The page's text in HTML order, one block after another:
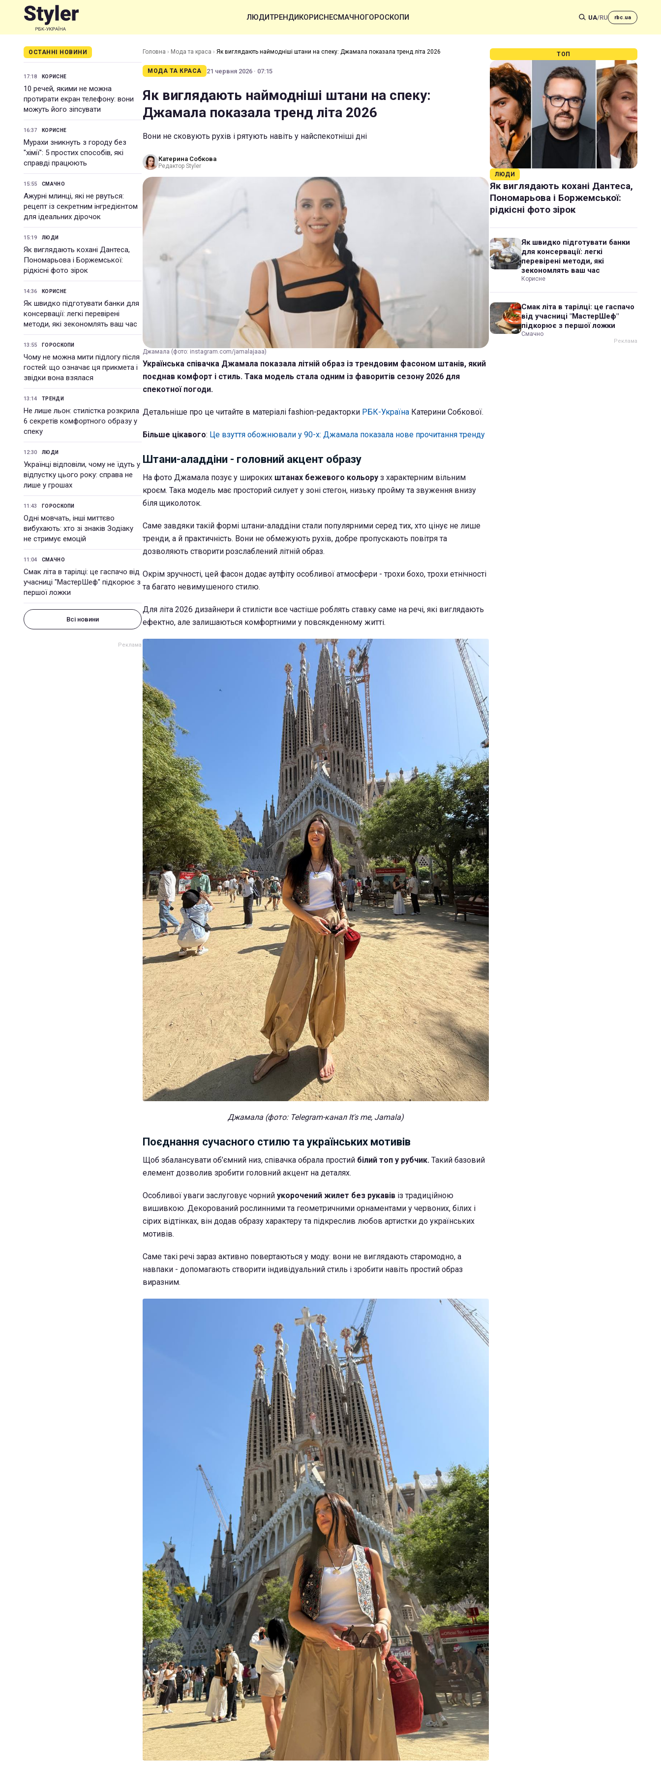
ЛЮДИТРЕНДИКОРИСНЕСМАЧНОГОРОСКОПИ UA/RU rbc.ua
ОСТАННІ НОВИНИ
17:18 КОРИСНЕ
10 речей, якими не можна
протирати екран телефону: вони
можуть його зіпсувати
16:37 КОРИСНЕ
Мурахи зникнуть з городу без
"хімії": 5 простих способів, які
справді працюють
15:55 СМАЧНО
Ажурні млинці, які не рвуться:
рецепт із секретним інгредієнтом
для ідеальних дірочок
15:19 ЛЮДИ
Як виглядають кохані Дантеса,
Пономарьова і Боржемської:
рідкісні фото зірок
14:36 КОРИСНЕ
Як швидко підготувати банки для
консервації: легкі перевірені
методи, які зекономлять ваш час
13:55 ГОРОСКОПИ
Чому не можна мити підлогу після
гостей: що означає ця прикмета і
звідки вона взялася
13:14 ТРЕНДИ
Не лише льон: стилістка розкрила
6 секретів комфортного образу у
спеку
12:30 ЛЮДИ
Українці відповіли, чому не їдуть у
відпустку цього року: справа не
лише у грошах
11:43 ГОРОСКОПИ
Одні мовчать, інші миттєво
вибухають: хто зі знаків Зодіаку
не стримує емоцій
11:04 СМАЧНО
Смак літа в тарілці: це гаспачо від
учасниці "МастерШеф" підкорює з
першої ложки
Всі новини
Головна › Мода та краса › Як виглядають наймодніші штани на спеку: Джамала показала тренд літа 2026
МОДА ТА КРАСА 21 червня 2026 · 07:15
Як виглядають наймодніші штани на спеку:
Джамала показала тренд літа 2026
Вони не сковують рухів і рятують навіть у найспекотніші дні
Катерина Собкова
Редактор Styler
Джамала (фото: instagram.com/jamalajaaa)
Українська співачка Джамала показала літній образ із трендовим фасоном штанів, який
поєднав комфорт і стиль. Така модель стала одним із фаворитів сезону 2026 для
спекотної погоди.
Детальніше про це читайте в матеріалі fashion-редакторки РБК-Україна Катерини Собкової.
Більше цікавого: Це взуття обожнювали у 90-х: Джамала показала нове прочитання тренду
Штани-аладдіни - головний акцент образу
На фото Джамала позує у широких штанах бежевого кольору з характерним вільним
кроєм. Така модель має просторий силует у зоні стегон, низьку пройму та звуження внизу
біля щиколоток.
Саме завдяки такій формі штани-аладдіни стали популярними серед тих, хто цінує не лише
тренди, а й практичність. Вони не обмежують рухів, добре пропускають повітря та
дозволяють створити розслаблений літній образ.
Окрім зручності, цей фасон додає аутфіту особливої атмосфери - трохи бохо, трохи етнічності
та багато невимушеного стилю.
Для літа 2026 дизайнери й стилісти все частіше роблять ставку саме на речі, які виглядають
ефектно, але залишаються комфортними у повсякденному житті.
Джамала (фото: Telegram-канал It's me, Jamala)
Поєднання сучасного стилю та українських мотивів
Щоб збалансувати об’ємний низ, співачка обрала простий білий топ у рубчик. Такий базовий
елемент дозволив зробити головний акцент на деталях.
Особливої уваги заслуговує чорний укорочений жилет без рукавів із традиційною
вишивкою. Декорований рослинними та геометричними орнаментами у червоних, білих і
сірих відтінках, він додав образу характеру та підкреслив любов артистки до українських
мотивів.
Саме такі речі зараз активно повертаються у моду: вони не виглядають старомодно, а
навпаки - допомагають створити індивідуальний стиль і зробити навіть простий образ
виразним.
ТОП
ЛЮДИ
Як виглядають кохані Дантеса,
Пономарьова і Боржемської:
рідкісні фото зірок
Як швидко підготувати банки
для консервації: легкі
перевірені методи, які
зекономлять ваш час
Корисне
Смак літа в тарілці: це гаспачо
від учасниці "МастерШеф"
підкорює з першої ложки
Смачно